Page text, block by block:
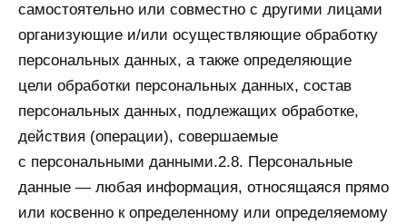
самостоятельно или совместно с другими лицами
организующие и/или осуществляющие обработку
персональных данных, а также определяющие
цели обработки персональных данных, состав
персональных данных, подлежащих обработке,
действия (операции), совершаемые
с персональными данными.2.8. Персональные
данные — любая информация, относящаяся прямо
или косвенно к определенному или определяемому